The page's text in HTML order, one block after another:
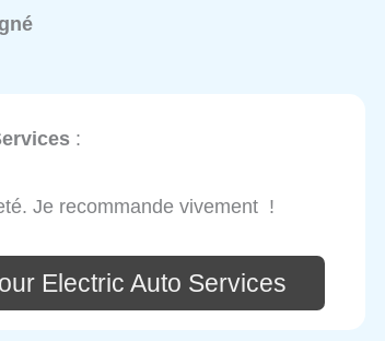
:
Je recommande vivement !
Electric Auto Services